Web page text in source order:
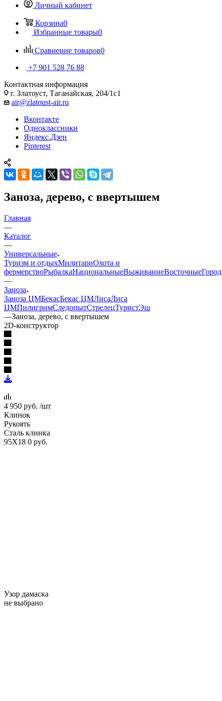
Личный кабинет
Корзина0
Избранные товары0
Сравнение товаров0
+7 901 528 76 88
Контактная информация
г. Златоуст, Таганайская, 204/1с1
air@zlatoust-air.ru
Вконтакте
Одноклассники
Яндекс.Дзен
Pinterest
Заноза, дерево, с ввертышем
Главная
—
Каталог
—
Универсальные
Туризм и отдыхМилитариОхота и
фермерствоРыбалкаНациональныеВыживаниеВосточные
—
Заноза
Заноза ЦМБекасБекас ЦМЛисаЛиса
ЦМПилигримСледопытСтрелецТуристЭш
—Заноза, дерево, с ввертышем
2D-конструктор
4 950 руб. /шт
Клинок
Рукоять
Сталь клинка
95Х18 0 руб.
Узор дамаска
не выбрано